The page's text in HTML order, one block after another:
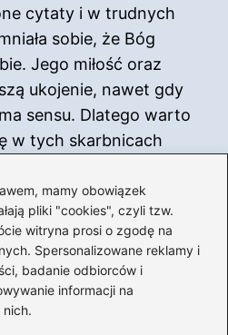
mamy obowiązek
pliki "cookies", czyli tzw.
witryna prosi o zgodę na
Spersonalizowane reklamy i
badanie odbiorców i
informacji na
cytaty i w trudnych
sobie, że Bóg
Jego miłość oraz
ukojenie, nawet gdy
sensu. Dlatego warto
w tych skarbnicach
że wiele osób, które
biblijnych w
znaczną
oraz